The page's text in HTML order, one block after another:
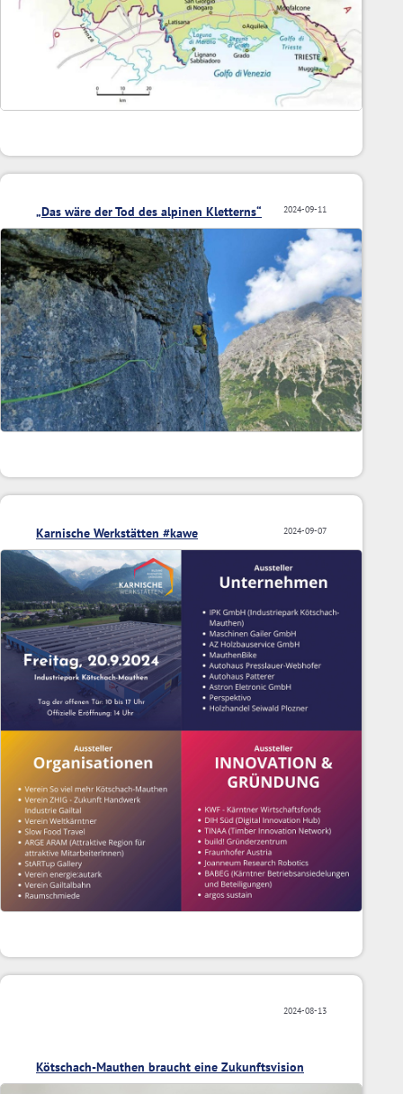
2024-09-11
„Das wäre der Tod des alpinen Kletterns“
2024-09-07
Karnische Werkstätten #kawe
2024-08-13
Kötschach-Mauthen braucht eine Zukunftsvision